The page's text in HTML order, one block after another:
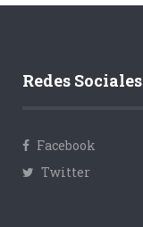
Redes Sociales
Facebook
Twitter